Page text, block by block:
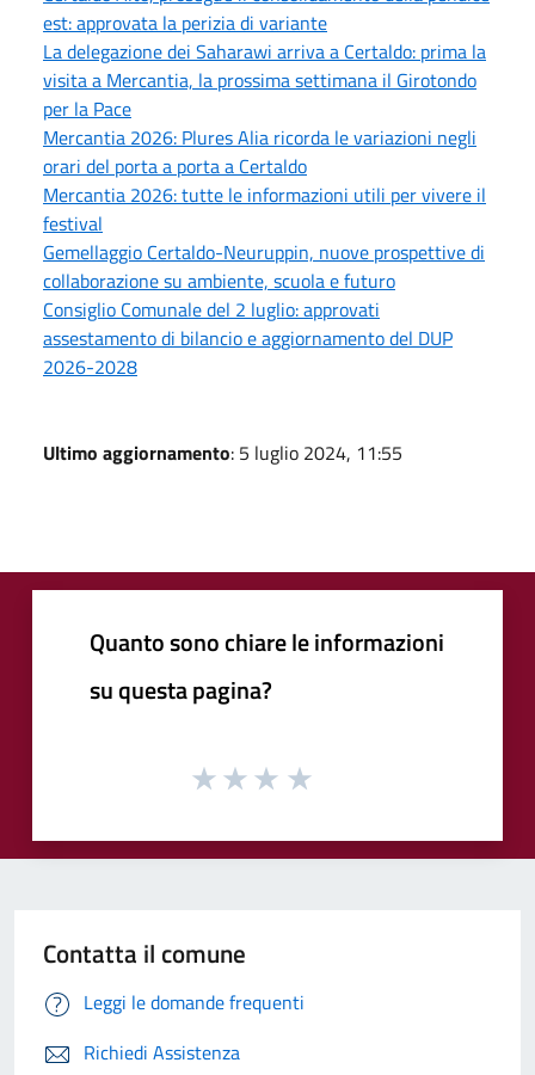
est: approvata la perizia di variante
La delegazione dei Saharawi arriva a Certaldo: prima la
visita a Mercantia, la prossima settimana il Girotondo
per la Pace
Mercantia 2026: Plures Alia ricorda le variazioni negli
orari del porta a porta a Certaldo
Mercantia 2026: tutte le informazioni utili per vivere il
festival
Gemellaggio Certaldo-Neuruppin, nuove prospettive di
collaborazione su ambiente, scuola e futuro
Consiglio Comunale del 2 luglio: approvati
assestamento di bilancio e aggiornamento del DUP
2026-2028
Ultimo aggiornamento: 5 luglio 2024, 11:55
Quanto sono chiare le informazioni
su questa pagina?
Contatta il comune
Leggi le domande frequenti
Richiedi Assistenza